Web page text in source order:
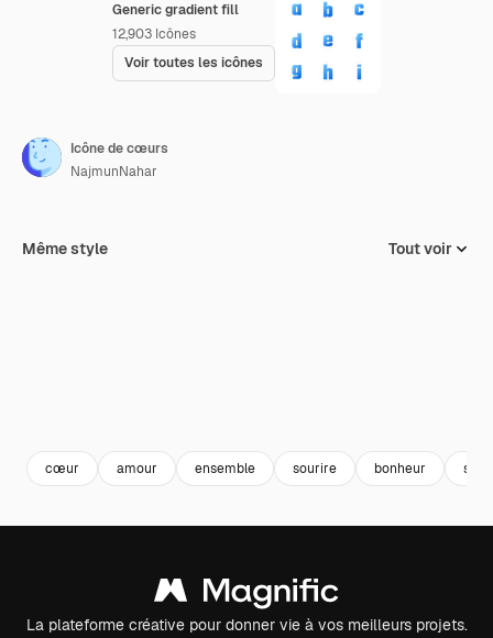
Generic gradient fill
12,903 Icônes
Voir toutes les icônes
Icône de cœurs
NajmunNahar
Même style Tout voir
cœur amour ensemble sourire bonheur
La plateforme créative pour donner vie à vos meilleurs projets.